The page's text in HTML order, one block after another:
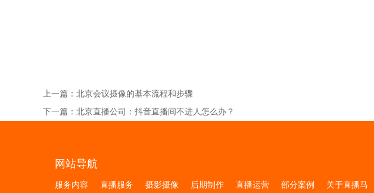
上一篇： 北京会议摄像的基本流程和步骤
下一篇： 北京直播公司：抖音直播间不进人怎么办？
网站导航
服务内容 直播服务 摄影摄像 后期制作 直播运营 部分案例 关于直播马